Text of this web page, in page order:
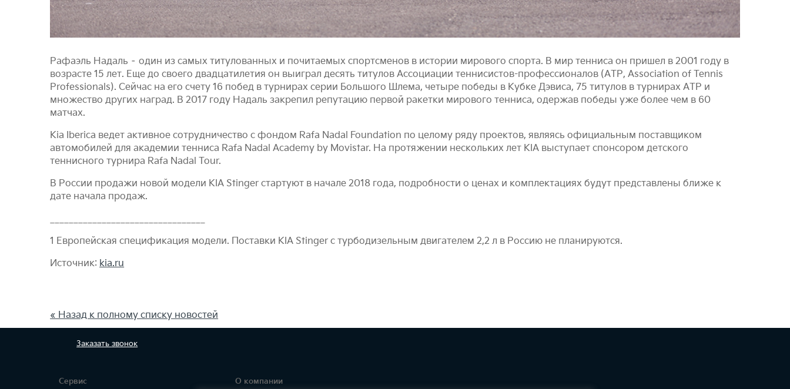
Рафаэль Надаль – один из самых титулованных и почитаемых спортсменов в истории мирового спорта. В мир тенниса он пришел в 2001 году в
возрасте 15 лет. Еще до своего двадцатилетия он выиграл десять титулов Ассоциации теннисистов-профессионалов (АТР, Association of Tennis
Professionals). Сейчас на его счету 16 побед в турнирах серии Большого Шлема, четыре победы в Кубке Дэвиса, 75 титулов в турнирах АТР и
множество других наград. В 2017 году Надаль закрепил репутацию первой ракетки мирового тенниса, одержав победы уже более чем в 60
матчах.
Kia Iberica ведет активное сотрудничество с фондом Rafa Nadal Foundation по целому ряду проектов, являясь официальным поставщиком
автомобилей для академии тенниса Rafa Nadal Academy by Movistar. На протяжении нескольких лет KIA выступает спонсором детского
теннисного турнира Rafa Nadal Tour.
В России продажи новой модели KIA Stinger стартуют в начале 2018 года, подробности о ценах и комплектациях будут представлены ближе к
дате начала продаж.
1 Европейская спецификация модели. Поставки KIA Stinger с турбодизельным двигателем 2,2 л в Россию не планируются.
Источник: kia.ru
« Назад к полному списку новостей
Заказатьзвонок
Сервис О компании